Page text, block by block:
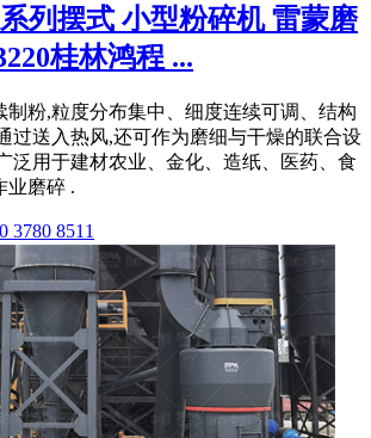
列摆式 小型粉碎机 雷蒙磨
桂林鸿程 ...
制粉,粒度分布集中、细度连续可调、结构
过送入热风,还可作为磨细与干燥的联合设
泛用于建材农业、金化、造纸、医药、食
业磨碎 .
3780 8511